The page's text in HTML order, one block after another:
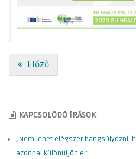
Előző
KAPCSOLÓDÓ ÍRÁSOK
„Nem lehet elégszer hangsúlyozni,
azonnal különüljön el”